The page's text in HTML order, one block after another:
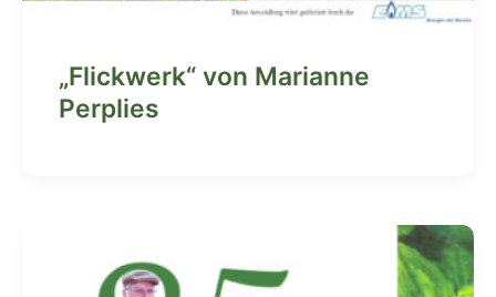
„Flickwerk“ von Marianne
Perplies